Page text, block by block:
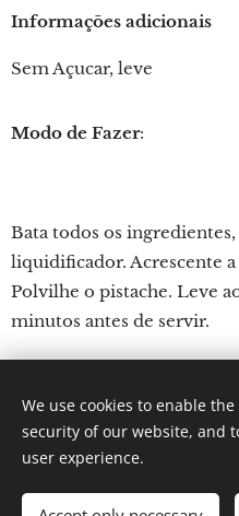
Informações adicionais
Sem Açucar, leve
Modo de Fazer:
Bata todos os
liquidificador. Acrescente
Polvilhe o pistache. Leve
minutos antes de servir.
Por:
Instagram:
We use cookies to enable
security of our website, and
user experience.